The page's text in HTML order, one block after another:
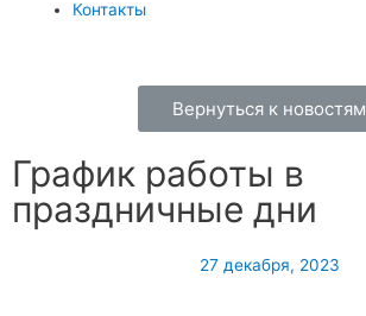
Контакты
Вернуться к новостям
График работы в
праздничные дни
27 декабря, 2023